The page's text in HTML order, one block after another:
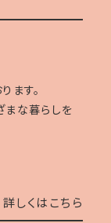
ます。
まな暮らしを
詳しくはこちら